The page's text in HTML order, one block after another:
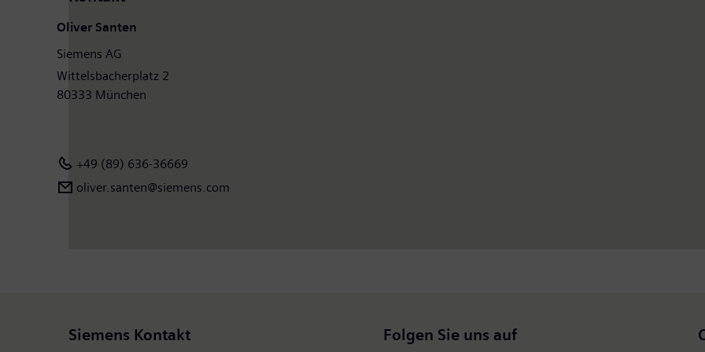
Oliver Santen
Siemens AG
Wittelsbacherplatz 2
80333 München
+49 (89) 636-36669
oliver.santen@siemens.com
Siemens Kontakt Folgen Sie uns auf